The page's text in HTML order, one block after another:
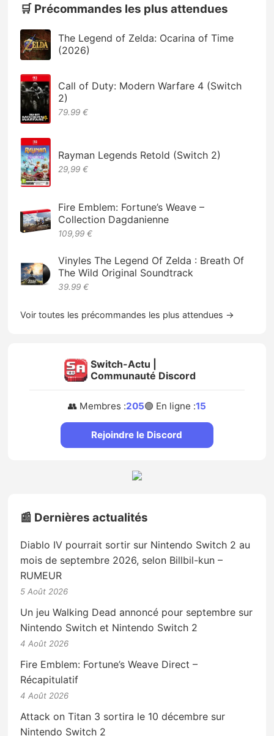
🛒 Précommandes les plus attendues
The Legend of Zelda: Ocarina of Time
(2026)
Call of Duty: Modern Warfare 4 (Switch
2)
79.99 €
Rayman Legends Retold (Switch 2)
29,99 €
Fire Emblem: Fortune’s Weave –
Collection Dagdanienne
109,99 €
Vinyles The Legend Of Zelda : Breath Of
The Wild Original Soundtrack
39.99 €
Voir toutes les précommandes les plus attendues →
Switch-Actu |
Communauté Discord
👥 Membres :205🟢 En ligne :15
Rejoindre le Discord
📰 Dernières actualités
Diablo IV pourrait sortir sur Nintendo Switch 2 au
mois de septembre 2026, selon Billbil-kun –
RUMEUR
5 Août 2026
Un jeu Walking Dead annoncé pour septembre sur
Nintendo Switch et Nintendo Switch 2
4 Août 2026
Fire Emblem: Fortune’s Weave Direct –
Récapitulatif
4 Août 2026
Attack on Titan 3 sortira le 10 décembre sur
Nintendo Switch 2